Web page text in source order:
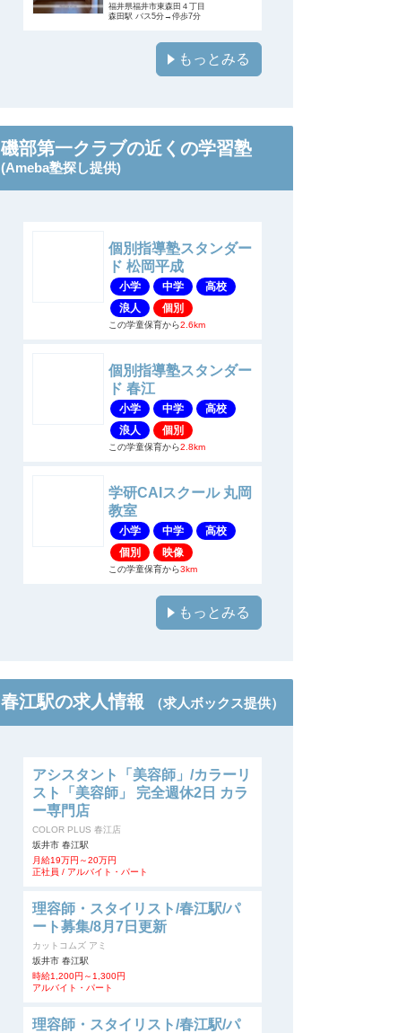
福井県福井市東森田４丁目
森田駅 バス5分→停歩7分
もっとみる
磯部第一クラブの近くの学習塾
(Ameba塾探し提供)
個別指導塾スタンダー
ド 松岡平成
小学 中学
高校
浪人
個別
この学童保育から2.6km
個別指導塾スタンダー
ド 春江
小学 中学
高校
浪人
個別
この学童保育から2.8km
学研CAIスクール 丸岡
教室
小学 中学
高校
個別
映像
この学童保育から3km
もっとみる
春江駅の求人情報 （求人ボックス提供）
アシスタント「美容師」/カラーリ
スト「美容師」 完全週休2日 カラ
ー専門店
COLOR PLUS 春江店
坂井市 春江駅
月給19万円～20万円
正社員 / アルバイト・パート
理容師・スタイリスト/春江駅/パ
ート募集/8月7日更新
カットコムズ アミ
坂井市 春江駅
時給1,200円～1,300円
アルバイト・パート
理容師・スタイリスト/春江駅/パ